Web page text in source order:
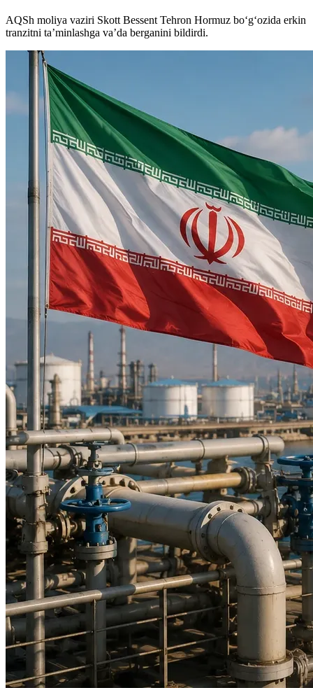
AQSh moliya vaziri Skott Bessent Tehron Hormuz bo‘g‘ozida erkin
tranzitni ta’minlashga va’da berganini bildirdi.